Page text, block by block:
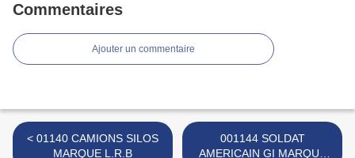
Commentaires
Ajouter un commentaire
< 01140 CAMIONS SILOS
MARQUE L.R.B
001144 SOLDAT
AMERICAIN GI MARQUE